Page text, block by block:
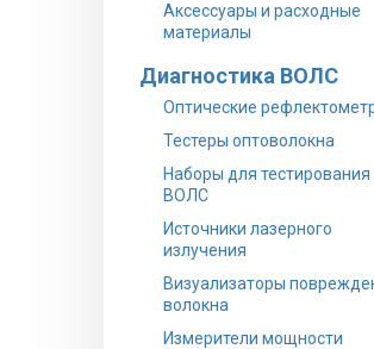
Аксессуары и расходные
материалы
Диагностика ВОЛС
Оптические
Тестеры оптоволокна
Наборы для тестирования
ВОЛС
Источники лазерного
излучения
Визуализаторы
волокна
Измерители мощности